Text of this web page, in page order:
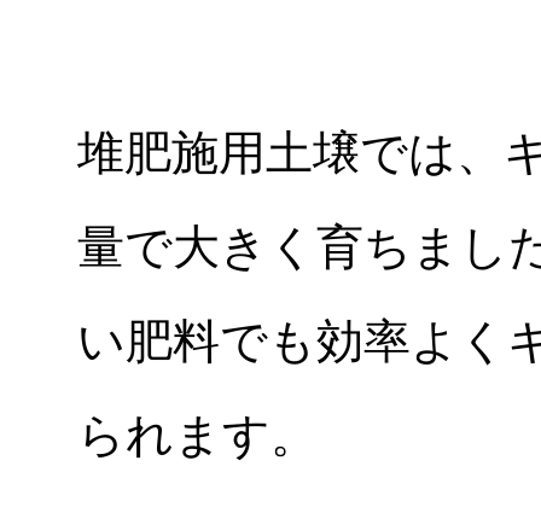
堆肥施用土壌では、
量で大きく育ちまし
い肥料でも効率よく
られます。